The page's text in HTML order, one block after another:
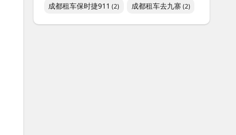
成都租车保时捷911 (2) 成都租车去九寨 (2)